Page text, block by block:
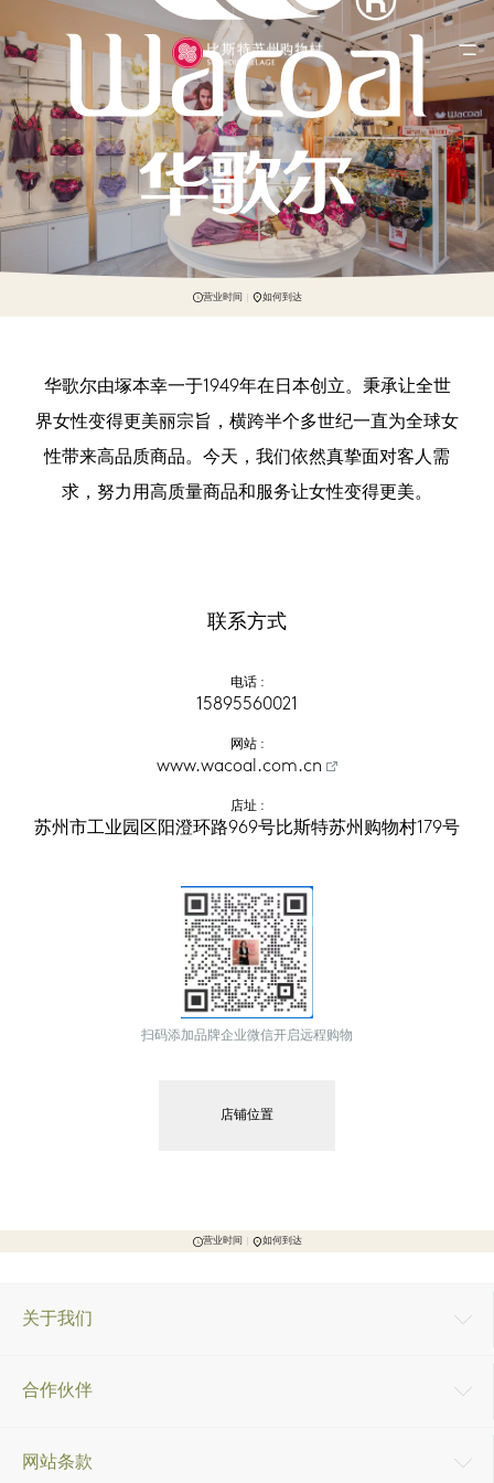
营业时间 如何到达
华歌尔由塚本幸一于1949年在日本创立。秉承让全世
界女性变得更美丽宗旨，横跨半个多世纪一直为全球女
性带来高品质商品。今天，我们依然真挚面对客人需
求，努力用高质量商品和服务让女性变得更美。
联系方式
电话 :
15895560021
网站 :
www.wacoal.com.cn
店址 :
苏州市工业园区阳澄环路969号比斯特苏州购物村179号
扫码添加品牌企业微信开启远程购物
店铺位置
营业时间 如何到达
关于我们
合作伙伴
网站条款